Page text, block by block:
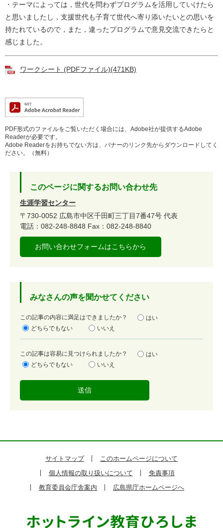
・テーマによっては，世代を問わずプログラムを活用していけたら
と思いましたし，支援世代も子育て世代へ寄り添いたいとの思いを
持たれているので，また，違ったプログラムで意見交流できたらと
感じました。
ワークシート (PDFファイル)(471KB)
PDF形式のファイルをご覧いただく場合には、Adobe社が提供するAdobe
Readerが必要です。
Adobe Readerをお持ちでない方は、バナーのリンク先からダウンロードしてく
ださい。（無料）
このページに関するお問い合わせ先
生涯学習センター
〒730-0052 広島市中区千田町三丁目7番47号 代表
電話：082-248-8848 Fax：082-248-8840
お問い合わせフォームはこちらから
みなさんの声を聞かせてください
満
足
この記事の内容に満足はできましたか？
はい
どちらでもない
いいえ
容
易
この記事は容易に見つけられましたか？
はい
どちらでもない
いいえ
サイトマップ
このホームページについて
個人情報の取り扱いについて
免責事項
教育委員会庁舎案内
広島県庁ホームページへ